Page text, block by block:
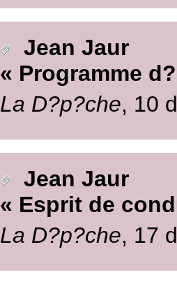
Jean Jaur
« Programme
La D?p?che, 10
Jean Jaur
« Esprit de
La D?p?che, 17